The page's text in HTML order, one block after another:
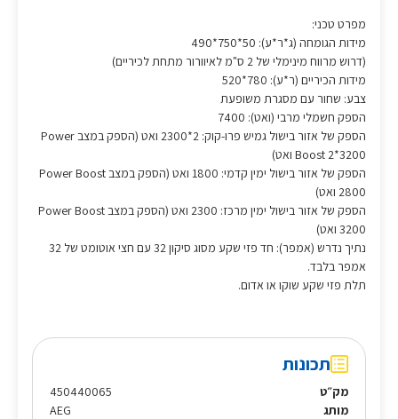
מפרט טכני:
מידות הגומחה (ג*ר*ע): 50*750*490
(דרוש מרווח מינימלי של 2 ס"מ לאיוורור מתחת לכיריים)
מידות הכיריים (ר*ע): 780*520
צבע: שחור עם מסגרת משופעת
הספק חשמלי מרבי (ואט): 7400
הספק של אזור בישול גמיש פרו-קוק: 2*2300 ואט (הספק במצב Power
Boost 2*3200 ואט)
הספק של אזור בישול ימין קדמי: 1800 ואט (הספק במצב Power Boost
2800 ואט)
הספק של אזור בישול ימין מרכז: 2300 ואט (הספק במצב Power Boost
3200 ואט)
נתיך נדרש (אמפר): חד פזי שקע מסוג סיקון 32 עם חצי אוטומט של 32
אמפר בלבד.
תלת פזי שקע שוקו או אדום.
תכונות
מק״ט
450440065
מותג
AEG